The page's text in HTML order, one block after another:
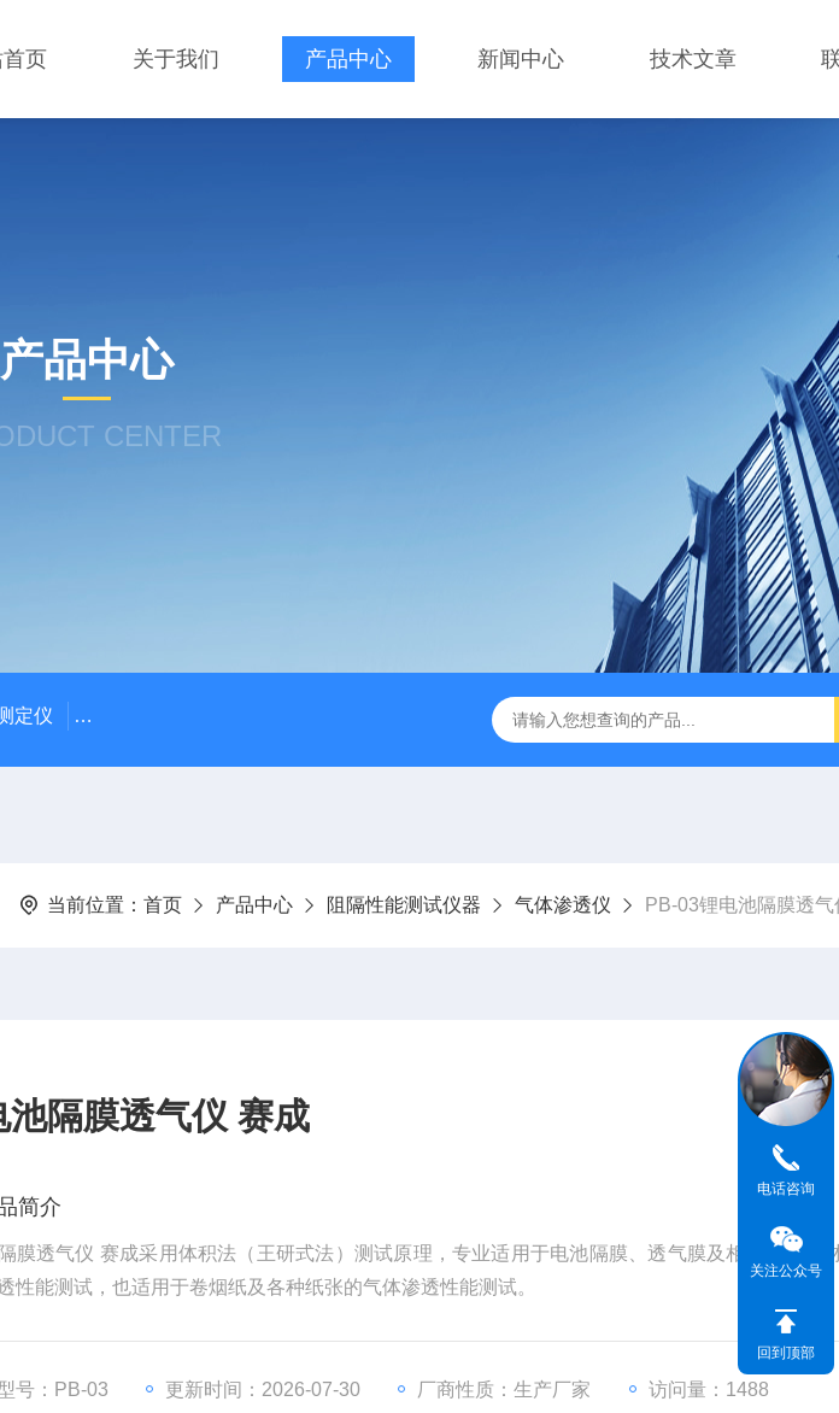
首页 关于我们 产品中心 新闻中心 技术文章
产品中心
CENTER
定仪 SCK-H玻璃瓶耐热冲击检测仪 赛成仪器 密封测漏仪 密封检测设备
当前位置： 首页 产品中心 阻隔性能测试仪器 气体渗透仪 PB-03锂电池隔膜透气
池隔膜透气仪 赛成
简介
膜透气仪 赛成采用体积法（王研式法）测试原理，专业适用于电池隔膜、透气膜及相关聚合物
性能测试，也适用于卷烟纸及各种纸张的气体渗透性能测试。
号：PB-03 更新时间：2026-07-30 厂商性质：生产厂家 访问量：1488
电话咨询
关注公众号
回到顶部